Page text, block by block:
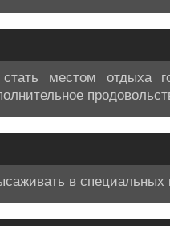
местом отдыха
в специальных